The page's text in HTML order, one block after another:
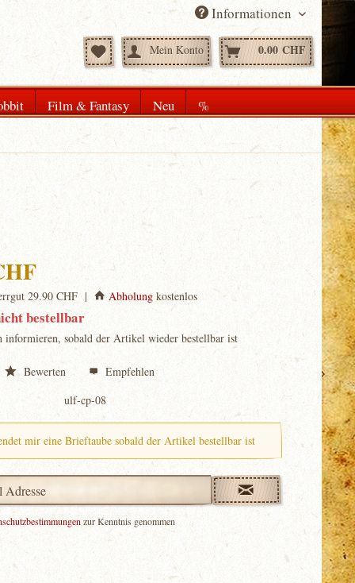
Informationen
Mein Konto 0.00 CHF
Film & Fantasy Neu %
29.90 CHF | Abholung kostenlos
bestellbar
informieren, sobald der Artikel wieder bestellbar ist
Bewerten
Empfehlen
ulf-cp-08
mir eine Brieftaube sobald der Artikel bestellbar ist
zur Kenntnis genommen